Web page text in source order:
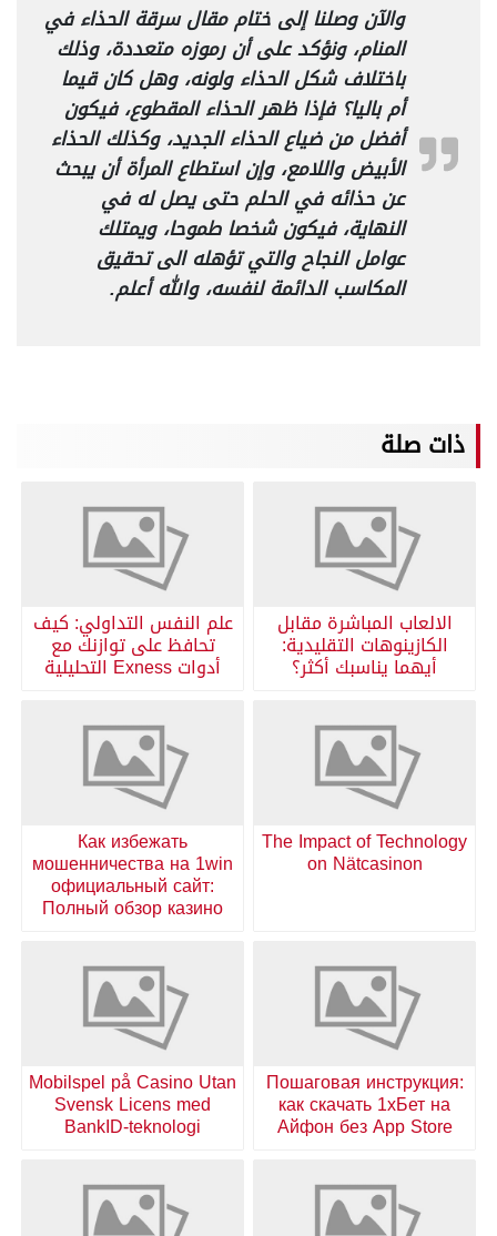
والآن وصلنا إلى ختام مقال سرقة الحذاء في
المنام، ونؤكد على أن رموزه متعددة، وذلك
باختلاف شكل الحذاء ولونه، وهل كان قيما
أم باليا؟ فإذا ظهر الحذاء المقطوع، فيكون
أفضل من ضياع الحذاء الجديد، وكذلك الحذاء
الأبيض واللامع، وإن استطاع المرأة أن يبحث
عن حذائه في الحلم حتى يصل له في
النهاية، فيكون شخصا طموحا، ويمتلك
عوامل النجاح والتي تؤهله الى تحقيق
المكاسب الدائمة لنفسه، والله أعلم.
ذات صلة
الالعاب المباشرة مقابل
الكازينوهات التقليدية:
أيهما يناسبك أكثر؟
علم النفس التداولي: كيف
تحافظ على توازنك مع
أدوات Exness التحليلية
The Impact of Technology
on Nätcasinon
Как избежать
мошенничества на 1win
официальный сайт:
Полный обзор казино
Пошаговая инструкция:
как скачать 1хБет на
Айфон без App Store
Mobilspel på Casino Utan
Svensk Licens med
BankID-teknologi